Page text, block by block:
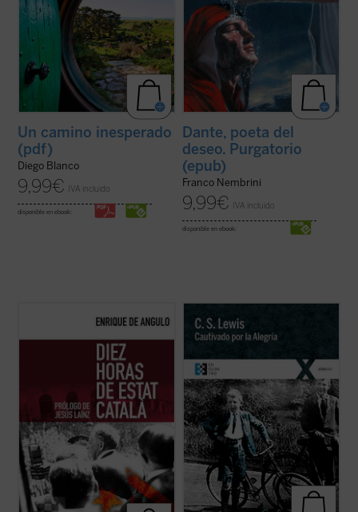
Un camino inesperado
(pdf)
Diego Blanco
9,99€ IVA incluido
disponible en ebook:
Dante, poeta del
deseo. Purgatorio
(epub)
Franco Nembrini
9,99€ IVA incluido
disponible en ebook:
los trágicos episodios que tuvieron lugar en
1934, realizada por quien fuera testigo
directo de los mismos al encontrarse «en
primera línea» para cubrir la ... (ver ficha)
autobiográfica que C.S. Lewis escribió para
responder a las numerosas peticiones que
para ello a su propia ...